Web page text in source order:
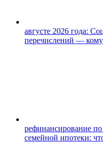
августе 2026 года:
перечислений — кому
рефинансирование
семейной ипотеки: